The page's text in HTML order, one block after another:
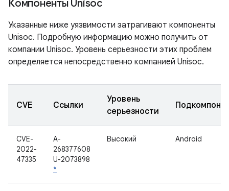
Компоненты Unisoc
Указанные ниже уязвимости затрагивают компоненты
Unisoc. Подробную информацию можно получить от
компании Unisoc. Уровень серьезности этих проблем
определяется непосредственно компанией Unisoc.
CVE Ссылки
Уровень
серьезности
CVE-
2022-
47335
A-
268377608
U-2073898
*
Высокий Android